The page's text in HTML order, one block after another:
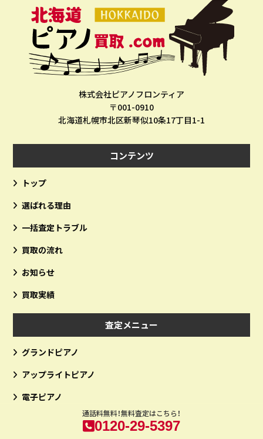
株式会社ピアノフロンティア
〒001-0910
北海道札幌市北区新琴似10条17丁目1-1
コンテンツ
トップ
選ばれる理由
一括査定トラブル
買取の流れ
お知らせ
買取実績
査定メニュー
グランドピアノ
アップライトピアノ
電子ピアノ
通話料無料！無料査定はこちら！
0120-29-5397